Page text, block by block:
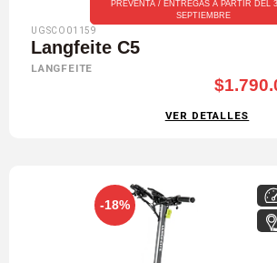
PREVENTA / ENTREGAS A PARTIR DEL
SEPTIEMBRE
UGSCO01159
Langfeite C5
LANGFEITE
VER DETALLES
-18%